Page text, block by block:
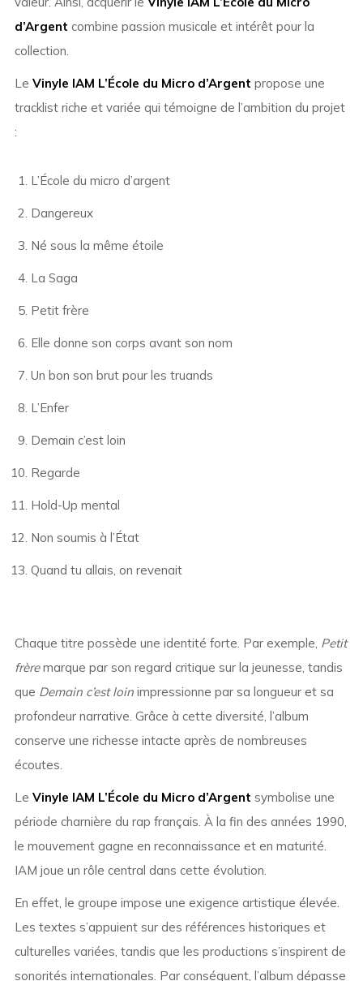
d’Argent combine passion musicale et intérêt pour la
collection.
Le Vinyle IAM L’École du Micro d’Argent propose une
tracklist riche et variée qui témoigne de l’ambition du projet
:
L’École du micro d’argent
Dangereux
Né sous la même étoile
La Saga
Petit frère
Elle donne son corps avant son nom
Un bon son brut pour les truands
L’Enfer
Demain c’est loin
Regarde
Hold-Up mental
Non soumis à l’État
Quand tu allais, on revenait
Chaque titre possède une identité forte. Par exemple, Petit
frèremarque par son regard critique sur la jeunesse, tandis
que Demain c’est loinimpressionne par sa longueur et sa
profondeur narrative. Grâce à cette diversité, l’album
conserve une richesse intacte après de nombreuses
écoutes.
Le Vinyle IAM L’École du Micro d’Argent symbolise une
période charnière du rap français. À la fin des années 1990,
le mouvement gagne en reconnaissance et en maturité.
IAM joue un rôle central dans cette évolution.
En effet, le groupe impose une exigence artistique élevée.
Les textes s’appuient sur des références historiques et
culturelles variées, tandis que les productions s’inspirent de
sonorités internationales. Par conséquent, l’album dépasse